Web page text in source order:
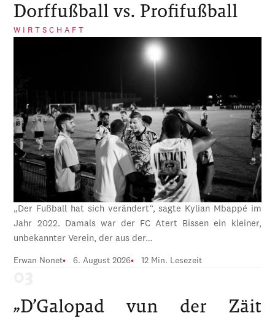
Dorffußball vs. Profifußball
WIRTSCHAFT
„Der Fußball hat sich verändert“, sagte Kylian Mbappé im
Jahr 2022. Damals war der FC Atert Bissen ein kleiner,
unbekannter Verein, der aus der…
Erwan Nonet 6. August 2026 12 Min. Lesezeit
„D’Galopad vun der Zäit